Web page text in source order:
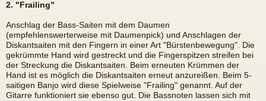
2. "Frailing"
Anschlag der Bass-Saiten mit dem Daumen
(empfehlenswerterweise mit Daumenpick) und Anschlagen der
Diskantsaiten mit den Fingern in einer Art "Bürstenbewegung". Die
gekrümmte Hand wird gestreckt und die Fingerspitzen streifen bei
der Streckung die Diskantsaiten. Beim erneuten Krümmen der
Hand ist es möglich die Diskantsaiten erneut anzureißen. Beim 5-
saitigen Banjo wird diese Spielweise "Frailing" genannt. Auf der
Gitarre funktioniert sie ebenso gut. Die Bassnoten lassen sich mit